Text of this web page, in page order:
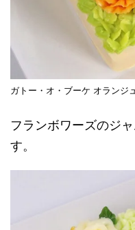
ガトー・オ・ブーケ オランジ
フランボワーズのジ
す。